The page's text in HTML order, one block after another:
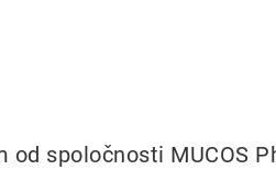
spoločnosti MUCOS